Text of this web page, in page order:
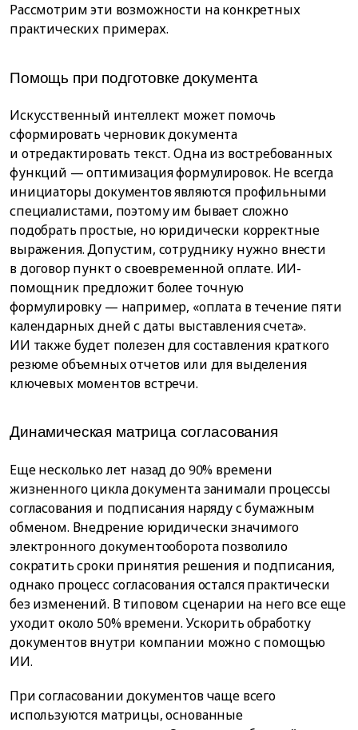
Рассмотрим эти возможности на конкретных
практических примерах.
Помощь при подготовке документа
Искусственный интеллект может помочь
сформировать черновик документа
и отредактировать текст. Одна из востребованных
функций — оптимизация формулировок. Не всегда
инициаторы документов являются профильными
специалистами, поэтому им бывает сложно
подобрать простые, но юридически корректные
выражения. Допустим, сотруднику нужно внести
в договор пункт о своевременной оплате. ИИ-
помощник предложит более точную
формулировку — например, «оплата в течение пяти
календарных дней с даты выставления счета».
ИИ также будет полезен для составления краткого
резюме объемных отчетов или для выделения
ключевых моментов встречи.
Динамическая матрица согласования
Еще несколько лет назад до 90% времени
жизненного цикла документа занимали процессы
согласования и подписания наряду с бумажным
обменом. Внедрение юридически значимого
электронного документооборота позволило
сократить сроки принятия решения и подписания,
однако процесс согласования остался практически
без изменений. В типовом сценарии на него все еще
уходит около 50% времени. Ускорить обработку
документов внутри компании можно с помощью
ИИ.
При согласовании документов чаще всего
используются матрицы, основанные